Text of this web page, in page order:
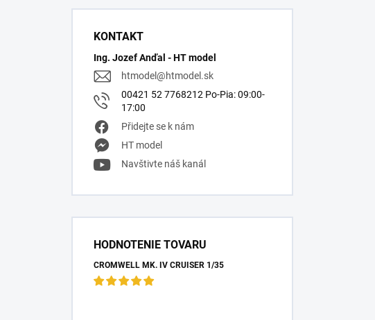
KONTAKT
Ing. Jozef Anďal - HT model
htmodel@htmodel.sk
00421 52 7768212 Po-Pia: 09:00-
17:00
Přidejte se k nám
HT model
Navštivte náš kanál
HODNOTENIE TOVARU
CROMWELL MK. IV CRUISER 1/35